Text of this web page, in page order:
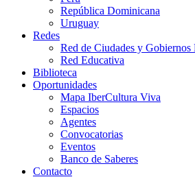
República Dominicana
Uruguay
Redes
Red de Ciudades y Gobiernos
Red Educativa
Biblioteca
Oportunidades
Mapa IberCultura Viva
Espacios
Agentes
Convocatorias
Eventos
Banco de Saberes
Contacto